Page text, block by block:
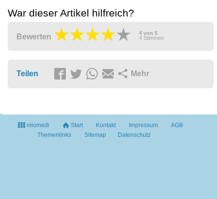
War dieser Artikel hilfreich?
Bewerten 4 von 5
4 Stimmen
Teilen Mehr
miomedi Start Kontakt Impressum
AGB
Themenlinks
Sitemap Datenschutz